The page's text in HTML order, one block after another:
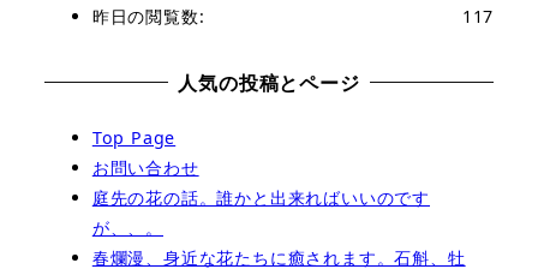
117
昨日の閲覧数:
人気の投稿とページ
Top Page
お問い合わせ
庭先の花の話。誰かと出来ればいいのです
が、、。
春爛漫、身近な花たちに癒されます。石斛、牡